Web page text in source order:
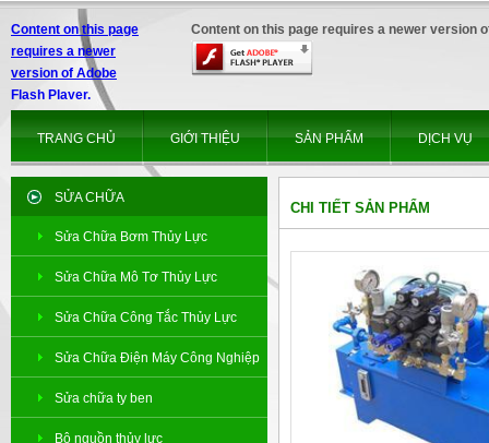
Content on this page
requires a newer
version of Adobe
Flash Player.
Content on this page requires a newer version
TRANG CHỦ GIỚI THIỆU SẢN PHẨM DỊCH VỤ
SỬA CHỮA
Sửa Chữa Bơm Thủy Lực
Sửa Chữa Mô Tơ Thủy Lực
Sửa Chữa Công Tắc Thủy Lực
Sửa Chữa Điện Máy Công Nghiệp
Sửa chữa ty ben
Bộ nguồn thủy lực
CHI TIẾT SẢN PHẨM